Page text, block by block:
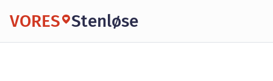
VORES Stenløse